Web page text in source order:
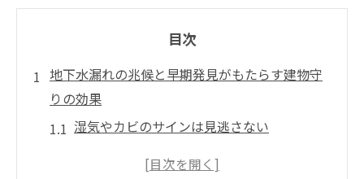
目次
地下水漏れの兆候と早期発見がもたらす建物守
りの効果
湿気やカビのサインは見逃さない
停滞した水溜まりが示す警告